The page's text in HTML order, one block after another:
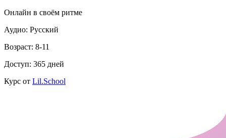
Онлайн в своём ритме
Аудио: Русский
Возраст: 8-11
Доступ: 365 дней
Курс от Lil.School